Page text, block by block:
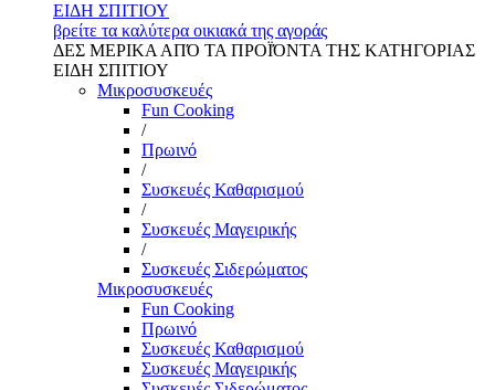
ΕΙΔΗ ΣΠΙΤΙΟΥ
βρείτε τα καλύτερα οικιακά της αγοράς
ΔΕΣ ΜΕΡΙΚΑ ΑΠΌ ΤΑ ΠΡΟΪΌΝΤΑ ΤΗΣ ΚΑΤΗΓΟΡΙΑΣ
ΕΙΔΗ ΣΠΙΤΙΟΥ
Μικροσυσκευές
Fun Cooking
/
Πρωινό
/
Συσκευές Καθαρισμού
/
Συσκευές Μαγειρικής
/
Συσκευές Σιδερώματος
Μικροσυσκευές
Fun Cooking
Πρωινό
Συσκευές Καθαρισμού
Συσκευές Μαγειρικής